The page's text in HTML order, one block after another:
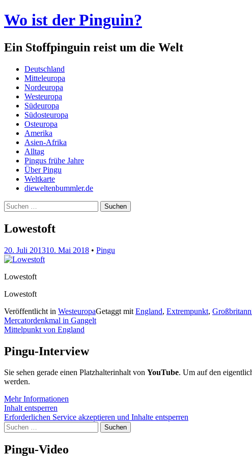
Wo ist der Pinguin?
Ein Stoffpinguin reist um die Welt
Menü
Zum
Inhalt
springen
Deutschland
Mitteleuropa
Nordeuropa
Westeuropa
Südeuropa
Südosteuropa
Osteuropa
Amerika
Asien-Afrika
Alltag
Pingus frühe Jahre
Über Pingu
Weltkarte
dieweltenbummler.de
Suchen
nach:
Lowestoft
20. Juli 201310. Mai 2018 • Pingu
Lowestoft
Lowestoft
Veröffentlicht in WesteuropaGetaggt mit England, Extrempunkt,
Beitragsnavigation
Mercatordenkmal in Gangelt
Mittelpunkt von England
Pingu-Interview
Sie sehen gerade einen Platzhalterinhalt von YouTube. Um auf den
werden.
Mehr Informationen
Inhalt entsperren
Erforderlichen Service akzeptieren und Inhalte entsperren
Suchen
nach:
Pingu-Video